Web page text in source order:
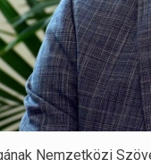
Nemzetközi